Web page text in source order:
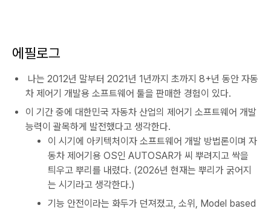
에필로그
나는 2012년 말부터 2021년 1년까지 초까지 8+년 동안 자동
차 제어기 개발용 소프트웨어 툴을 판매한 경험이 있다.
이 기간 중에 대한민국 자동차 산업의 제어기 소프트웨어 개발
능력이 괄목하게 발전했다고 생각한다.
이 시기에 아키텍처이자 소프트웨어 개발 방법론이며 자
동차 제어기용 OS인 AUTOSAR가 씨 뿌려지고 싹을
틔우고 뿌리를 내렸다. (2026년 현재는 뿌리가 굵어지
는 시기라고 생각한다.)
기능 안전이라는 화두가 던져졌고, 소위, Model based